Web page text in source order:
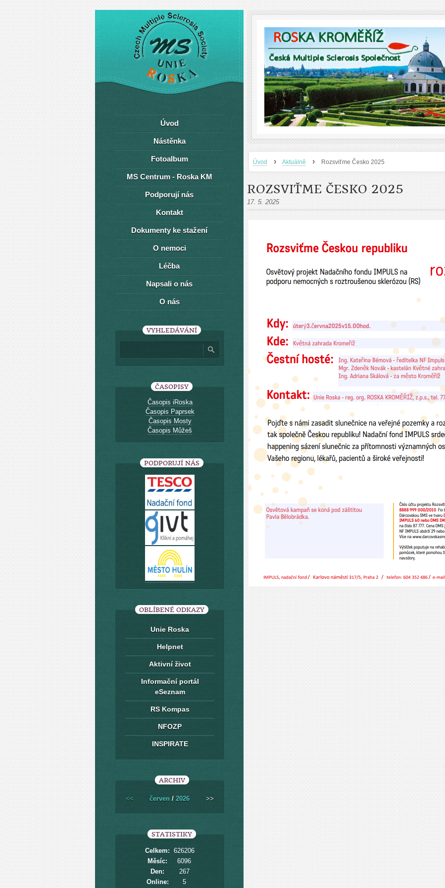
Úvod › Aktuálně › Rozsviťme Česko 2025
ROZSVIŤME ČESKO 2025
17. 5. 2025
Úvod
Nástěnka
Fotoalbum
MS Centrum - Roska KM
Podporují nás
Kontakt
Dokumenty ke stažení
O nemoci
Léčba
Napsali o nás
O nás
VYHLEDÁVÁNÍ
ČASOPISY
Časopis iRoska
Časopis Paprsek
Časopis Mosty
Časopis Můžeš
PODPORUJÍ NÁS
OBLÍBENÉ ODKAZY
Unie Roska
Helpnet
Aktivní život
Informační portál
eSeznam
RS Kompas
NFOZP
INSPIRATE
ARCHIV
<< červen / 2026 >>
STATISTIKY
Online: 5
Celkem: 626206
Měsíc:
6096
Den:
267